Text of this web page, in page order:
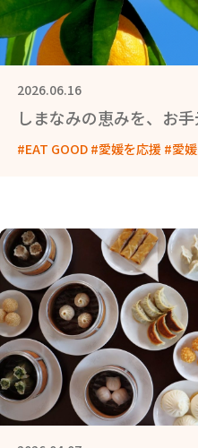
2026.06.16
しまなみの恵みを、お手
#EAT GOOD #愛媛を応援 #愛